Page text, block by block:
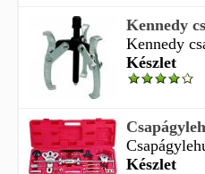
Kennedy
Kennedy
Készlet
Készlet